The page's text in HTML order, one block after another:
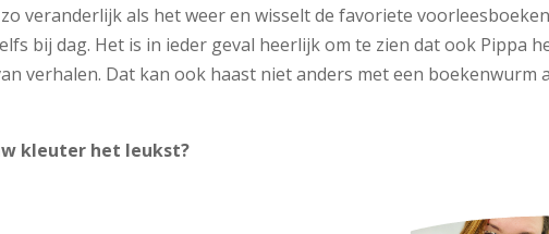
veranderlijk als het weer en wisselt de favoriete
bij dag. Het is in ieder geval heerlijk om te zien dat ook Pippa
verhalen. Dat kan ook haast niet anders met een boekenwurm
kleuter het leukst?